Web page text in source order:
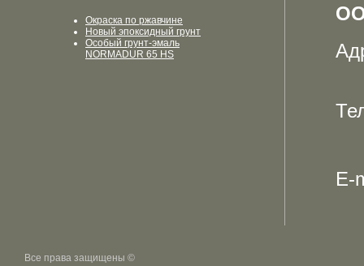
Окраска по ржавчине
Новый эпоксидный грунт
Особый грунт-эмаль
NORMADUR 65 HS
E-
Все права защищены ©